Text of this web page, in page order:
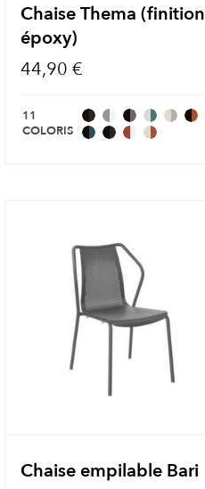
Chaise Thema (finition
époxy)
44,90 €
11
COLORIS
Chaise empilable Bari